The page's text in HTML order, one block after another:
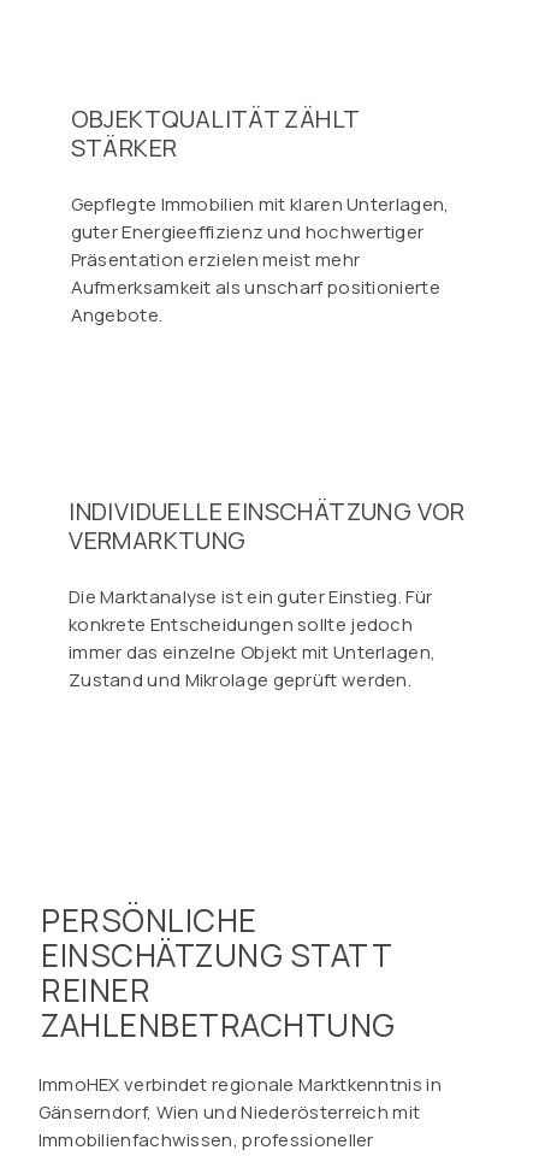
OBJEKTQUALITÄT ZÄHLT
STÄRKER
Gepflegte Immobilien mit klaren Unterlagen,
guter Energieeffizienz und hochwertiger
Präsentation erzielen meist mehr
Aufmerksamkeit als unscharf positionierte
Angebote.
INDIVIDUELLE EINSCHÄTZUNG VOR
VERMARKTUNG
Die Marktanalyse ist ein guter Einstieg. Für
konkrete Entscheidungen sollte jedoch
immer das einzelne Objekt mit Unterlagen,
Zustand und Mikrolage geprüft werden.
PERSÖNLICHE
EINSCHÄTZUNG STATT
REINER
ZAHLENBETRACHTUNG
ImmoHEX verbindet regionale Marktkenntnis in
Gänserndorf, Wien und Niederösterreich mit
Immobilienfachwissen, professioneller